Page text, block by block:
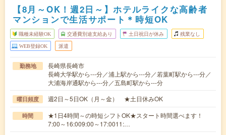
【8月～OK！週2日～】ホテルライクな高齢者
マンションで生活サポート＊時短OK
職種未経験OK 交通費別途支給あり 土日祝日が休み 残業なし
WEB登録OK 派遣
勤務地
長崎県長崎市
長崎大学駅から---分／浦上駅から---分／若葉町駅から---分／
大浦海岸通駅から---分／五島町駅から---分
曜日頻度 週2日～5日OK（月～金） ★土日休みOK
時間
★1日4時間～の時短シフトOK★スタート時間選べます！
7:00～16:009:00～17:0011:…